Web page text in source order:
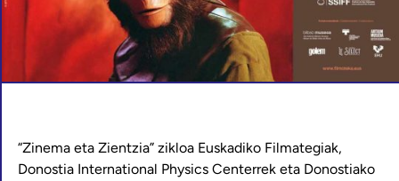
“Zinema eta Zientzia” zikloa Euskadiko Filmategiak,
Donostia International Physics Centerrek eta Donostiako